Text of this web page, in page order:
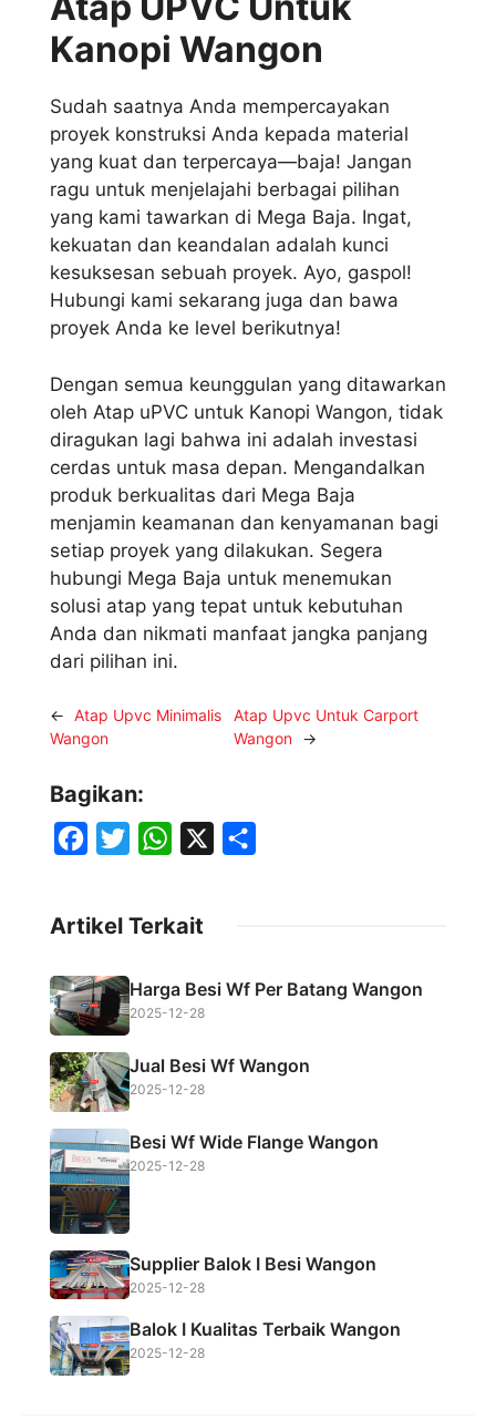
Kanopi Wangon
Sudah saatnya Anda mempercayakan
proyek konstruksi Anda kepada material
yang kuat dan terpercaya—baja! Jangan
ragu untuk menjelajahi berbagai pilihan
yang kami tawarkan di Mega Baja. Ingat,
kekuatan dan keandalan adalah kunci
kesuksesan sebuah proyek. Ayo, gaspol!
Hubungi kami sekarang juga dan bawa
proyek Anda ke level berikutnya!
Dengan semua keunggulan yang ditawarkan
oleh Atap uPVC untuk Kanopi Wangon, tidak
diragukan lagi bahwa ini adalah investasi
cerdas untuk masa depan. Mengandalkan
produk berkualitas dari Mega Baja
menjamin keamanan dan kenyamanan bagi
setiap proyek yang dilakukan. Segera
hubungi Mega Baja untuk menemukan
solusi atap yang tepat untuk kebutuhan
Anda dan nikmati manfaat jangka panjang
dari pilihan ini.
← Atap Upvc Minimalis
Wangon
Atap Upvc Untuk Carport
Wangon
→
Bagikan:
e
b
o
o
k
t
e
t
A
p
Artikel Terkait
Harga Besi Wf Per Batang Wangon
2025-12-28
Jual Besi Wf Wangon
2025-12-28
Besi Wf Wide Flange Wangon
2025-12-28
Supplier Balok I Besi Wangon
2025-12-28
Balok I Kualitas Terbaik Wangon
2025-12-28